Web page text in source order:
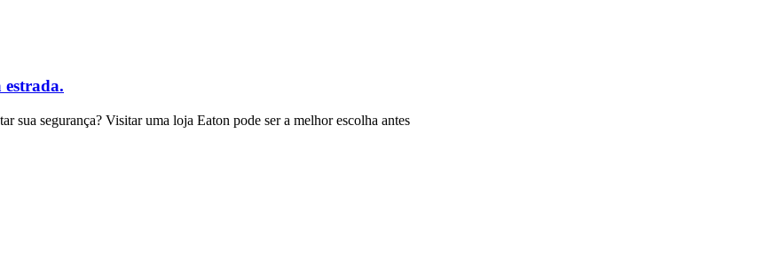
estrada.
sua segurança? Visitar uma loja Eaton pode ser a melhor escolha antes